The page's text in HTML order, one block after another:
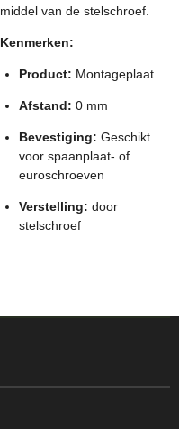
middel van de stelschroef.
Kenmerken:
Product: Montageplaat
Afstand: 0 mm
Bevestiging: Geschikt
voor spaanplaat- of
euroschroeven
Verstelling: door
stelschroef